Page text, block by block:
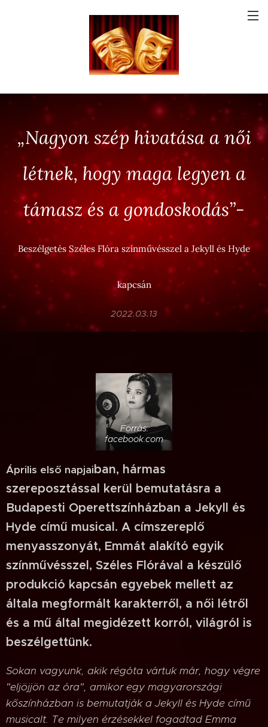
„Nagyon szép hivatása a női
létnek, hogy maga legyen a
támasz és a gondoskodás”-
Beszélgetés Széles Flóra színművésszel a Jekyll és Hyde
kapcsán
2022.03.13
Forrás:
facebook.com
Április első napjaiban, hármas
szereposztással kerül bemutatásra a
Budapesti Operettszínházban a Jekyll és
Hyde című musical. A címszereplő
menyasszonyát, Emmát alakító egyik
színművésszel, Széles Flórával a készülő
produkció kapcsán egyebek mellett az
általa megformált karakterről, a női létről
és a mű által megidézett korról, világról is
beszélgettünk.
Sokan vagyunk, akik régóta vártuk már, hogy végre
"eljöjjön az óra", amikor egy magyarországi
kőszínházban is bemutatják a Jekyll és Hyde című
musicalt. Te milyen érzésekkel fogadtad Emma